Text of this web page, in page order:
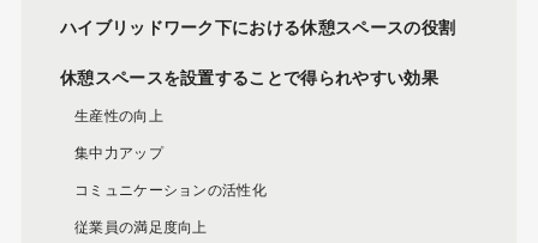
ハイブリッドワーク下における休憩スペースの役割
休憩スペースを設置することで得られやすい効果
生産性の向上
集中力アップ
コミュニケーションの活性化
従業員の満足度向上